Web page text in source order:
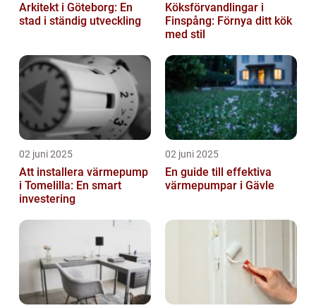
Arkitekt i Göteborg: En
stad i ständig utveckling
Köksförvandlingar i
Finspång: Förnya ditt kök
med stil
02 juni 2025
Att installera värmepump
i Tomelilla: En smart
investering
02 juni 2025
En guide till effektiva
värmepumpar i Gävle